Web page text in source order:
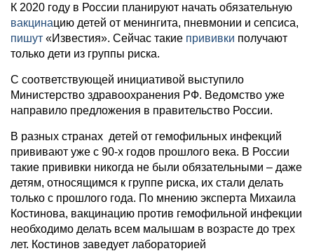
К 2020 году в России планируют начать обязательную
вакцинацию детей от менингита, пневмонии и сепсиса,
пишут «Известия». Сейчас такие прививки получают
только дети из группы риска.
С соответствующей инициативой выступило
Министерство здравоохранения РФ. Ведомство уже
направило предложения в правительство России.
В разных странах детей от гемофильных инфекций
прививают уже с 90-х годов прошлого века. В России
такие прививки никогда не были обязательными – даже
детям, относящимся к группе риска, их стали делать
только с прошлого года. По мнению эксперта Михаила
Костинова, вакцинацию против гемофильной инфекции
необходимо делать всем малышам в возрасте до трех
лет. Костинов заведует лабораторией